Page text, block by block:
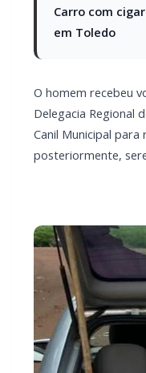
Carro com
em Toledo
O homem recebeu
Delegacia Regional
Canil Municipal
posteriormente,